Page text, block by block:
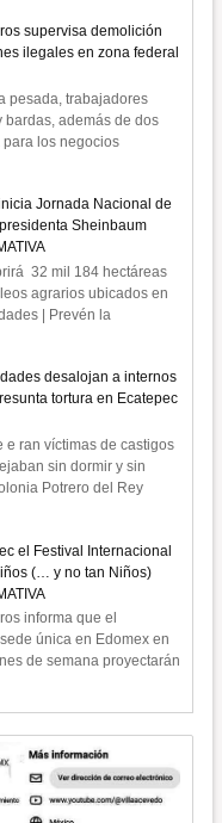
supervisa demolición
ilegales en zona federal
pesada, trabajadores
bardas, además de dos
los negocios
Jornada Nacional de
Sheinbaum
32 mil 184 hectáreas
agrarios ubicados en
| Prevén la
desalojan a internos
tortura en Ecatepec
e ran víctimas de castigos
sin dormir y sin
Potrero del Rey
el Festival Internacional
(… y no tan Niños)
informa que el
única en Edomex en
de semana proyectarán